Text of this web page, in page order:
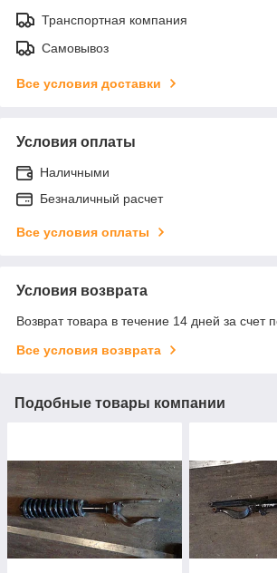
Транспортная компания
Самовывоз
Все условия доставки
Условия оплаты
Наличными
Безналичный расчет
Все условия оплаты
Условия возврата
Возврат товара в течение 14 дней за счет
Все условия возврата
Подобные товары компании